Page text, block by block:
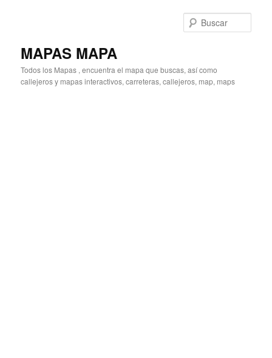
MAPAS MAPA
Todos los Mapas , encuentra el mapa que buscas, así como
callejeros y mapas interactivos, carreteras, callejeros, map, maps